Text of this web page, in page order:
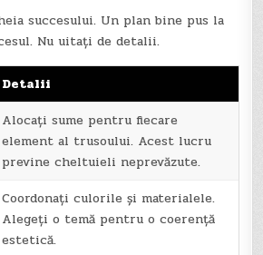
succesului. Un plan bine pus la
Nu uitați de detalii.
Detalii
Alocați sume pentru fiecare
element al trusoului. Acest lucru
previne cheltuieli neprevăzute.
Coordonați culorile și materialele.
Alegeți o temă pentru o coerență
estetică.